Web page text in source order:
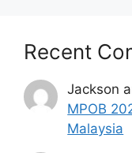
akan
fungsi
Recent
Jackson
MPOB
Malaysia